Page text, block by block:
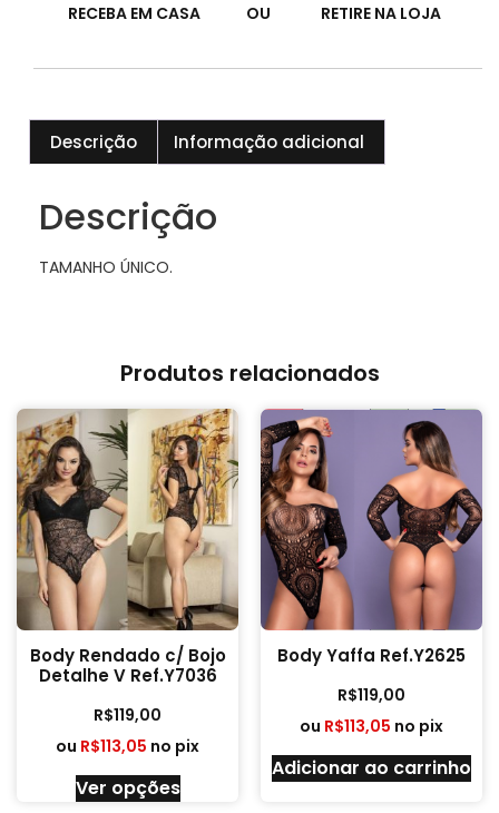
RECEBA EM CASA OU RETIRE NA LOJA
Descrição Informação adicional
Descrição
TAMANHO ÚNICO.
Produtos relacionados
Body Rendado c/ Bojo
Detalhe V Ref.Y7036
R$119,00
ou R$113,05 no pix
Ver opções
Body Yaffa Ref.Y2625
R$119,00
ou R$113,05 no pix
Adicionar ao carrinho